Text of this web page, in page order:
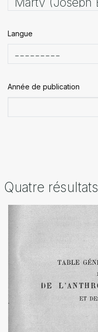
Langue
Année de publication
Quatre résultats